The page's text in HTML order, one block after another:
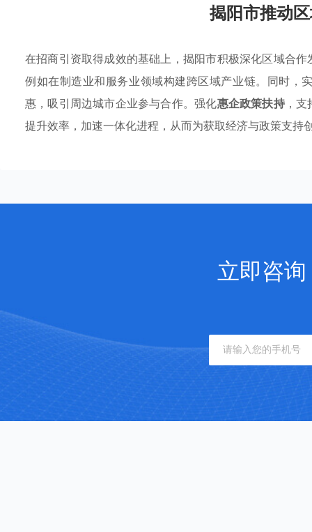
揭阳市推动
在招商引资取得成效的基础上，揭阳市积极深化区域合
例如在制造业和服务业领域构建跨区域产业链。同时，
惠，吸引周边城市企业参与合作。强化惠企政策扶持，支
提升效率，加速一体化进程，从而为获取经济与政策支持
立即咨